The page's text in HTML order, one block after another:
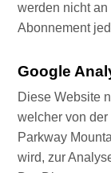
werden nicht
Abonnement
Google
Diese Website
welcher von
Parkway
wird, zur